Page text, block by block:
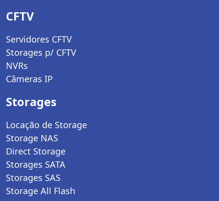
CFTV
Servidores CFTV
Storages p/ CFTV
NVRs
Câmeras IP
Storages
Locação de Storage
Storage NAS
Direct Storage
Storages SATA
Storages SAS
Storage All Flash